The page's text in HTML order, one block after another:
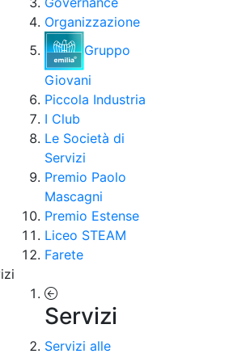
Organizzazione
Gruppo
Giovani
Piccola Industria
I Club
Le Società di
Servizi
Premio Paolo
Mascagni
Premio Estense
Liceo STEAM
Farete
Servizi
Servizi alle